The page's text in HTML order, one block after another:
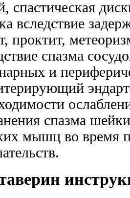
спастическая
вследствие
проктит,
спазма
и
спазма
мышц во время